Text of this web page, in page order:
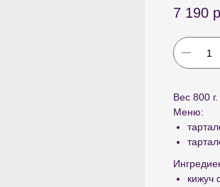
7 190
Вес 800 г.
Меню:
кижуч